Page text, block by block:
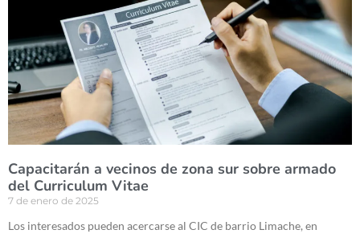
Capacitarán a vecinos de zona sur sobre armado
del Curriculum Vitae
7 de enero de 2025
Los interesados pueden acercarse al CIC de barrio Limache, en